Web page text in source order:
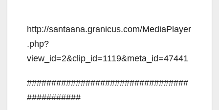
http://santaana.granicus.com/MediaPlayer
.php?
view_id=2&clip_id=1119&meta_id=47441
#################################
###########